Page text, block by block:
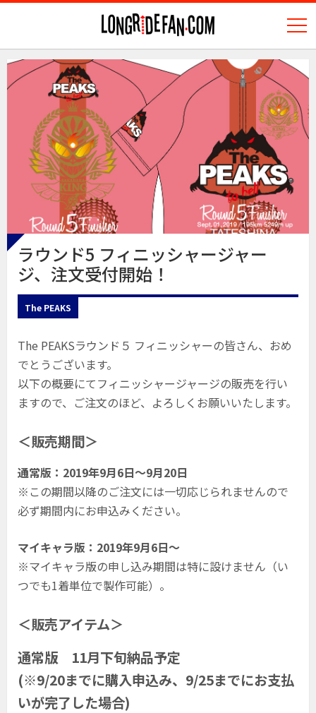
ラウンド5 フィニッシャージャー
ジ、注文受付開始！
The PEAKS
The PEAKSラウンド５ フィニッシャーの皆さん、おめ
でとうございます。
以下の概要にてフィニッシャージャージの販売を行い
ますので、ご注文のほど、よろしくお願いいたします。
＜販売期間＞
通常版：2019年9月6日〜9月20日
※この期間以降のご注文には一切応じられませんので
必ず期間内にお申込みください。
マイキャラ版：2019年9月6日〜
※マイキャラ版の申し込み期間は特に設けません（い
つでも1着単位で製作可能）。
＜販売アイテム＞
通常版 11月下旬納品予定
(※9/20までに購入申込み、9/25までにお支払
いが完了した場合)